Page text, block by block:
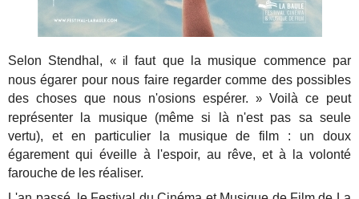
Selon Stendhal, « i l faut que la musique commence par
nous égarer pour nous faire regarder comme des possibles
des choses que nous n'osions espérer. » Voilà ce peut
représenter la musique (même si là n'est pas sa seule
vertu), et en particulier la musique de film : un doux
égarement qui éveille à l'espoir, au rêve, et à la volonté
farouche de les réaliser.